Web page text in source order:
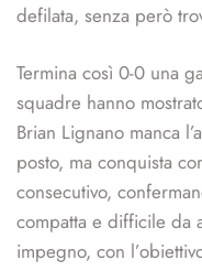
defilata, senza però
Termina così 0-0 una
squadre hanno
Brian Lignano manca
posto, ma conquista
consecutivo,
compatta e difficile da
impegno, con